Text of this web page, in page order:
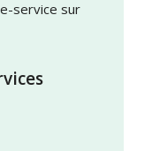
service sur